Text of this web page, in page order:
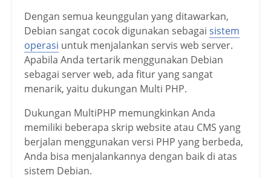
Dengan semua keunggulan yang ditawarkan,
Debian sangat cocok digunakan sebagai sistem
operasi untuk menjalankan servis web server.
Apabila Anda tertarik menggunakan Debian
sebagai server web, ada fitur yang sangat
menarik, yaitu dukungan Multi PHP.
Dukungan MultiPHP memungkinkan Anda
memiliki beberapa skrip website atau CMS yang
berjalan menggunakan versi PHP yang berbeda,
Anda bisa menjalankannya dengan baik di atas
sistem Debian.